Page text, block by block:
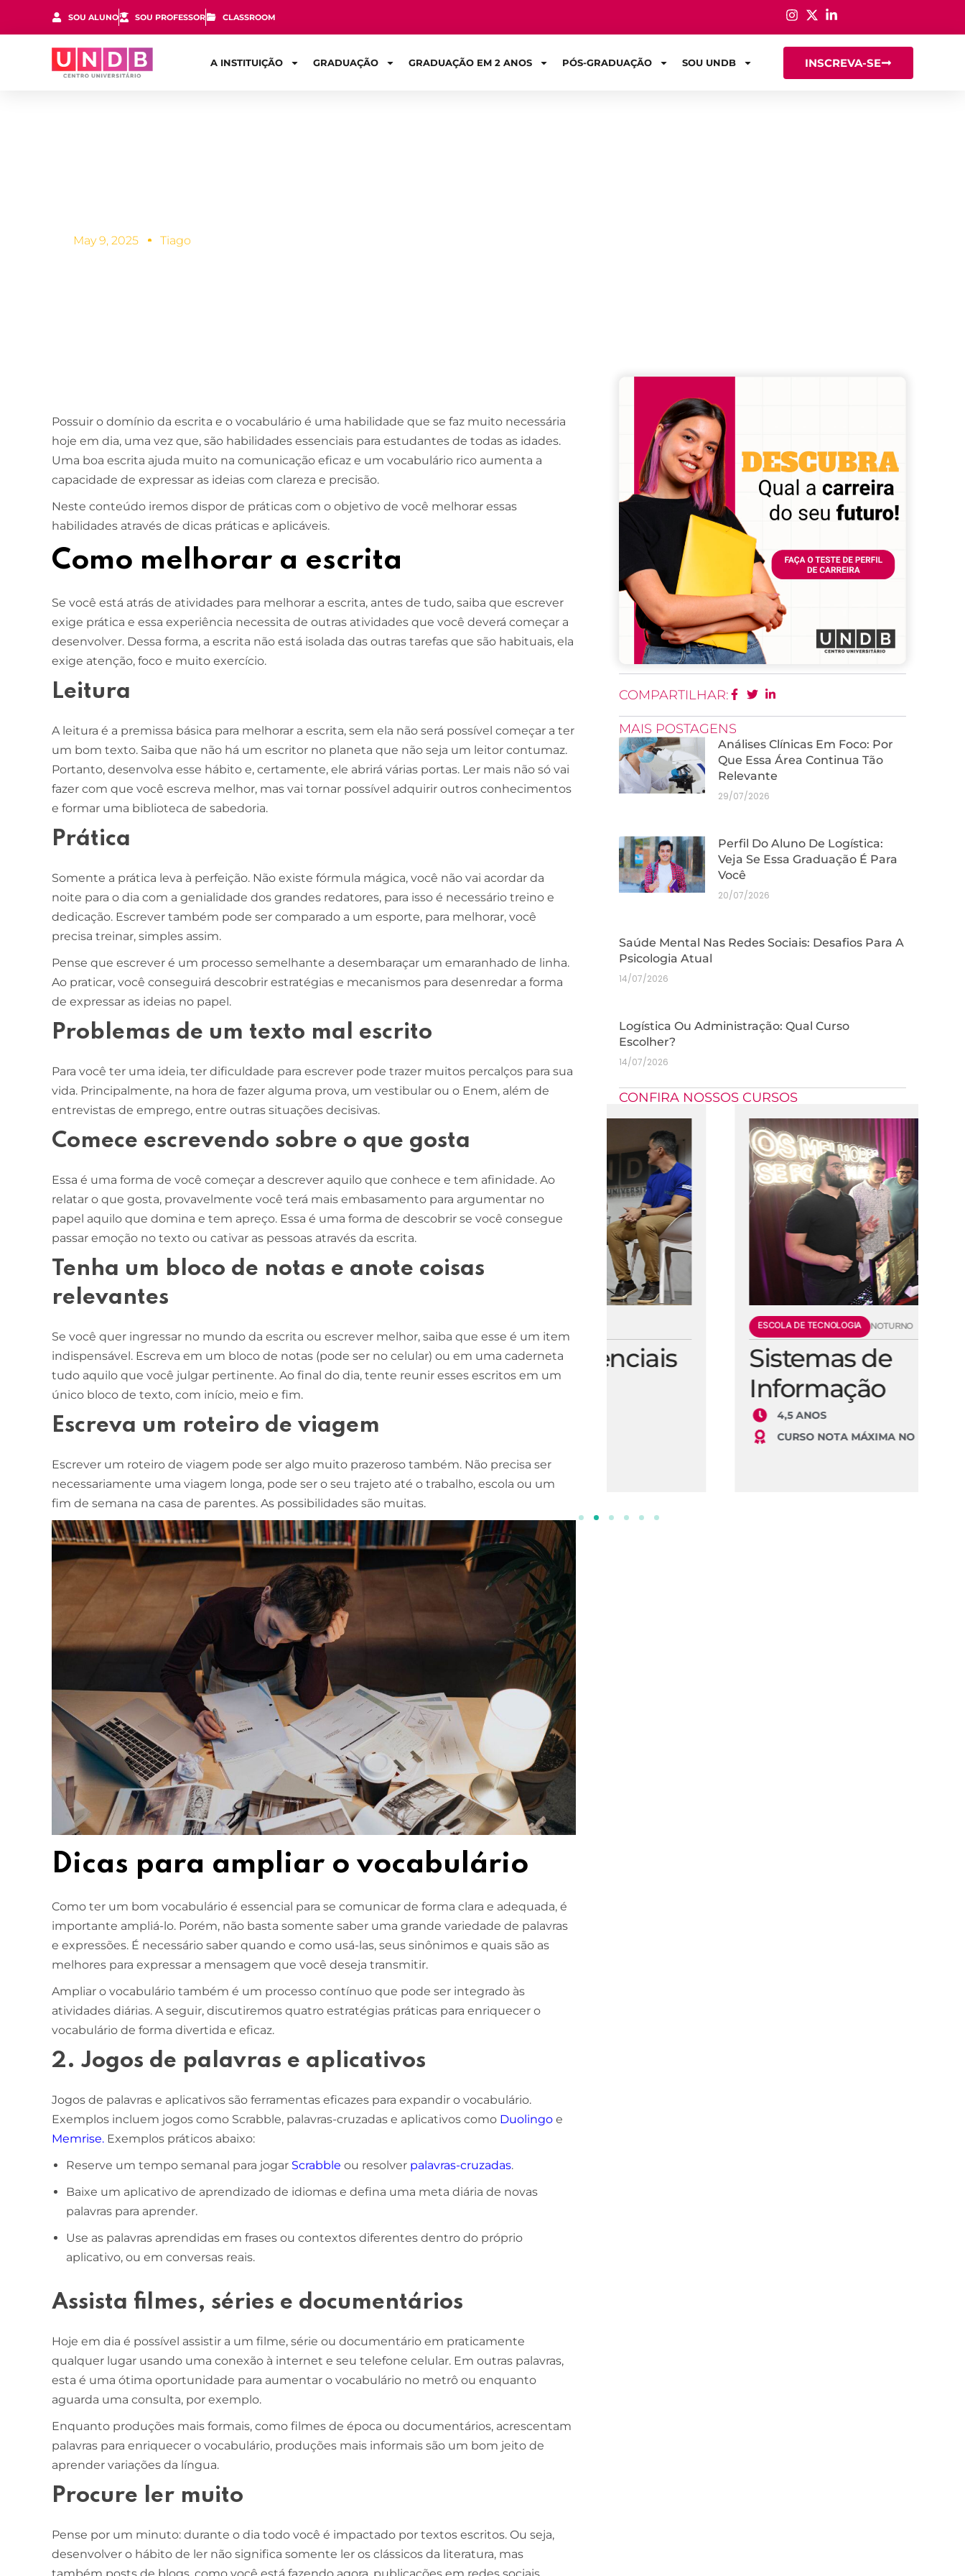
SOU ALUNO SOU PROFESSOR CLASSROOM
A INSTITUIÇÃO GRADUAÇÃO GRADUAÇÃO EM 2 ANOS PÓS-GRADUAÇÃO SOU UNDB INSCREVA-SE
May 9, 2025 Tiago
Possuir o domínio da escrita e o vocabulário é uma habilidade que se faz muito necessária
hoje em dia, uma vez que, são habilidades essenciais para estudantes de todas as idades.
Uma boa escrita ajuda muito na comunicação eficaz e um vocabulário rico aumenta a
capacidade de expressar as ideias com clareza e precisão.
Neste conteúdo iremos dispor de práticas com o objetivo de você melhorar essas
habilidades através de dicas práticas e aplicáveis.
Como melhorar a escrita
Se você está atrás de atividades para melhorar a escrita, antes de tudo, saiba que escrever
exige prática e essa experiência necessita de outras atividades que você deverá começar a
desenvolver. Dessa forma, a escrita não está isolada das outras tarefas que são habituais, ela
exige atenção, foco e muito exercício.
Leitura
A leitura é a premissa básica para melhorar a escrita, sem ela não será possível começar a ter
um bom texto. Saiba que não há um escritor no planeta que não seja um leitor contumaz.
Portanto, desenvolva esse hábito e, certamente, ele abrirá várias portas. Ler mais não só vai
fazer com que você escreva melhor, mas vai tornar possível adquirir outros conhecimentos
e formar uma biblioteca de sabedoria.
Prática
Somente a prática leva à perfeição. Não existe fórmula mágica, você não vai acordar da
noite para o dia com a genialidade dos grandes redatores, para isso é necessário treino e
dedicação. Escrever também pode ser comparado a um esporte, para melhorar, você
precisa treinar, simples assim.
Pense que escrever é um processo semelhante a desembaraçar um emaranhado de linha.
Ao praticar, você conseguirá descobrir estratégias e mecanismos para desenredar a forma
de expressar as ideias no papel.
Problemas de um texto mal escrito
Para você ter uma ideia, ter dificuldade para escrever pode trazer muitos percalços para sua
vida. Principalmente, na hora de fazer alguma prova, um vestibular ou o Enem, além de
entrevistas de emprego, entre outras situações decisivas.
Comece escrevendo sobre o que gosta
Essa é uma forma de você começar a descrever aquilo que conhece e tem afinidade. Ao
relatar o que gosta, provavelmente você terá mais embasamento para argumentar no
papel aquilo que domina e tem apreço. Essa é uma forma de descobrir se você consegue
passar emoção no texto ou cativar as pessoas através da escrita.
Tenha um bloco de notas e anote coisas
relevantes
Se você quer ingressar no mundo da escrita ou escrever melhor, saiba que esse é um item
indispensável. Escreva em um bloco de notas (pode ser no celular) ou em uma caderneta
tudo aquilo que você julgar pertinente. Ao final do dia, tente reunir esses escritos em um
único bloco de texto, com início, meio e fim.
Escreva um roteiro de viagem
Escrever um roteiro de viagem pode ser algo muito prazeroso também. Não precisa ser
necessariamente uma viagem longa, pode ser o seu trajeto até o trabalho, escola ou um
fim de semana na casa de parentes. As possibilidades são muitas.
Dicas para ampliar o vocabulário
Como ter um bom vocabulário é essencial para se comunicar de forma clara e adequada, é
importante ampliá-lo. Porém, não basta somente saber uma grande variedade de palavras
e expressões. É necessário saber quando e como usá-las, seus sinônimos e quais são as
melhores para expressar a mensagem que você deseja transmitir.
Ampliar o vocabulário também é um processo contínuo que pode ser integrado às
atividades diárias. A seguir, discutiremos quatro estratégias práticas para enriquecer o
vocabulário de forma divertida e eficaz.
2. Jogos de palavras e aplicativos
Jogos de palavras e aplicativos são ferramentas eficazes para expandir o vocabulário.
Exemplos incluem jogos como Scrabble, palavras-cruzadas e aplicativos como Duolingo e
Memrise. Exemplos práticos abaixo:
Reserve um tempo semanal para jogar Scrabble ou resolver palavras-cruzadas.
Baixe um aplicativo de aprendizado de idiomas e defina uma meta diária de novas
palavras para aprender.
Use as palavras aprendidas em frases ou contextos diferentes dentro do próprio
aplicativo, ou em conversas reais.
Assista filmes, séries e documentários
Hoje em dia é possível assistir a um filme, série ou documentário em praticamente
qualquer lugar usando uma conexão à internet e seu telefone celular. Em outras palavras,
esta é uma ótima oportunidade para aumentar o vocabulário no metrô ou enquanto
aguarda uma consulta, por exemplo.
Enquanto produções mais formais, como filmes de época ou documentários, acrescentam
palavras para enriquecer o vocabulário, produções mais informais são um bom jeito de
aprender variações da língua.
Procure ler muito
Pense por um minuto: durante o dia todo você é impactado por textos escritos. Ou seja,
desenvolver o hábito de ler não significa somente ler os clássicos da literatura, mas
COMPARTILHAR:
MAIS POSTAGENS
Análises Clínicas Em Foco: Por
Que Essa Área Continua Tão
Relevante
29/07/2026
Perfil Do Aluno De Logística:
Veja Se Essa Graduação É Para
Você
20/07/2026
Saúde Mental Nas Redes Sociais: Desafios Para A
Psicologia Atual
14/07/2026
Logística Ou Administração: Qual Curso
Escolher?
14/07/2026
CONFIRA NOSSOS CURSOS
Contábeis
ENADE/MEC
Processos Gerenciais
2 ANOS
NOTURNO
Sistemas de
Informação
CURSO NOTA MÁXIMA NO MEC